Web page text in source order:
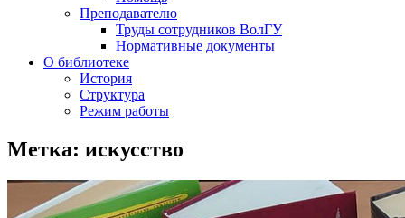
Преподавателю
Труды сотрудников ВолГУ
Нормативные документы
О библиотеке
История
Структура
Режим работы
Метка: искусство